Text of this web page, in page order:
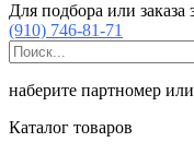
Для подбора или
(910) 746-81-71
наберите партномер
Каталог товаров